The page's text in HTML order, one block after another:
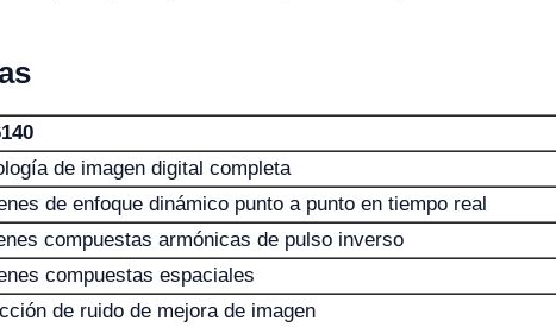
de imagen digital completa
de enfoque dinámico punto a punto en tiempo real
compuestas armónicas de pulso inverso
compuestas espaciales
de ruido de mejora de imagen